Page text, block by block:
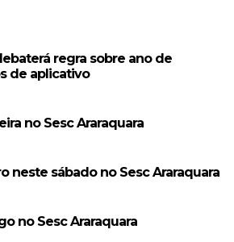
regra sobre ano de
de aplicativo
no Sesc Araraquara
neste sábado no Sesc Araraquara
no Sesc Araraquara